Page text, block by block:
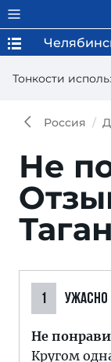
Тонкости
Россия
Не
1 УЖАСНО
Не
Кругом